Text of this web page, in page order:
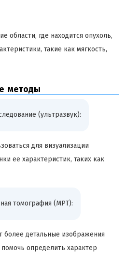
области, где находится опухоль,
такие как мягкость,
методы
(ультразвук):
для визуализации
ее характеристик, таких как
томография (МРТ):
более детальные изображения
определить характер